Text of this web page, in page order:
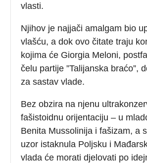
vlasti.
Njihov je najjači amalgam bio
vlašću, a dok ovo čitate traju
kojima će Giorgia Meloni,
čelu partije ”Talijanska braćo”,
za sastav vlade.
Bez obzira na njenu
fašistoidnu orijentaciju – u
Benita Mussolinija i fašizam, a
uzor istaknula Poljsku i
vlada će morati djelovati po